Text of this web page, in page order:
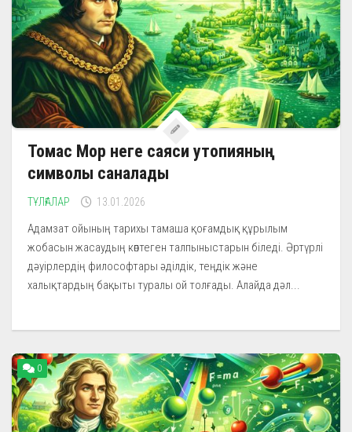
Томас Мор неге саяси утопияның
символы саналады
ТҰЛҒАЛАР 13.01.2026
Адамзат ойының тарихы тамаша қоғамдық құрылым
жобасын жасаудың көптеген талпыныстарын біледі. Әртүрлі
дәуірлердің философтары әділдік, теңдік және
халықтардың бақыты туралы ой толғады. Алайда дәл...
0